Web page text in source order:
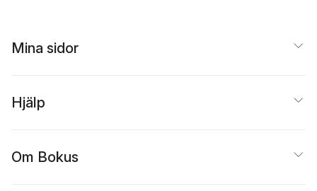
Mina sidor
Hjälp
Om Bokus